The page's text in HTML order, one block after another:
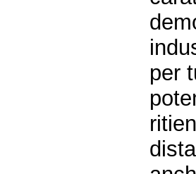
per